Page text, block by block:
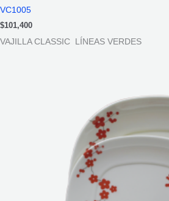
VC1005
$101,400
VAJILLA CLASSIC LÍNEAS VERDES